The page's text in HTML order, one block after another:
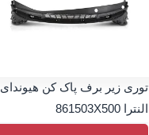
توری زیر برف پاک کن هیوندای
النترا 861503X500